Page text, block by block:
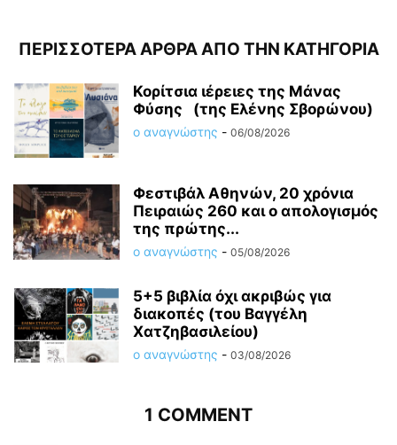
ΠΕΡΙΣΣΟΤΕΡΑ ΑΡΘΡΑ ΑΠΟ ΤΗΝ ΚΑΤΗΓΟΡΙΑ
Κορίτσια ιέρειες της Μάνας
Φύσης (της Ελένης Σβορώνου)
ο αναγνώστης - 06/08/2026
Φεστιβάλ Αθηνών, 20 χρόνια
Πειραιώς 260 και ο απολογισμός
της πρώτης...
ο αναγνώστης - 05/08/2026
5+5 βιβλία όχι ακριβώς για
διακοπές (του Βαγγέλη
Χατζηβασιλείου)
ο αναγνώστης - 03/08/2026
1 COMMENT